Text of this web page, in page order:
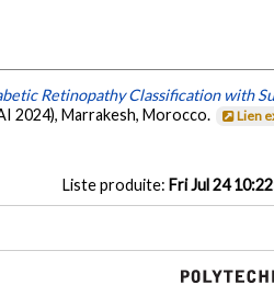
Retinopathy Classification with
2024), Marrakesh, Morocco. Lien
Liste produite: Fri Jul 24